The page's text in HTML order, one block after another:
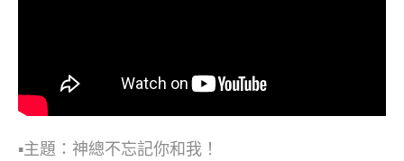
▪︎主題：神總不忘記你和我！